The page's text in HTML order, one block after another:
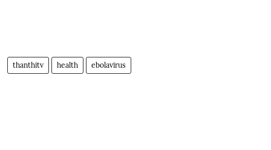
thanthitv health ebolavirus